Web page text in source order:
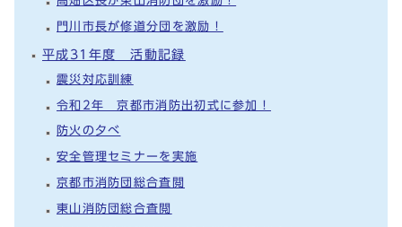
門川市長が修道分団を激励！
平成31年度 活動記録
震災対応訓練
令和2年 京都市消防出初式に参加！
防火の夕べ
安全管理セミナーを実施
京都市消防団総合査閲
東山消防団総合査閲